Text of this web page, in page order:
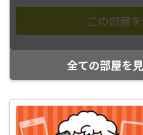
全ての部屋を